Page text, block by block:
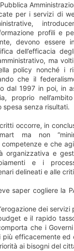
per i servizi di
profili e
devono essere
dell’efficacia
ma
policy nonché i
che il
dal 1997 in poi, in
proprio
senza risultati.
occorre, in
ma non
competenze e che
organizzativa e
e i
delineati e alle
saper cogliere la
dei servizi
e il rapido
che i
più efficacemente ed
ai bisogni del